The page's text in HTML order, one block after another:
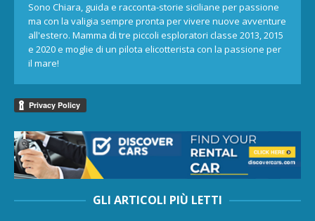
Sono Chiara, guida e racconta-storie siciliane per passione
ma con la valigia sempre pronta per vivere nuove avventure
all'estero. Mamma di tre piccoli esploratori classe 2013, 2015
e 2020 e moglie di un pilota elicotterista con la passione per
il mare!
GLI ARTICOLI PIÙ LETTI